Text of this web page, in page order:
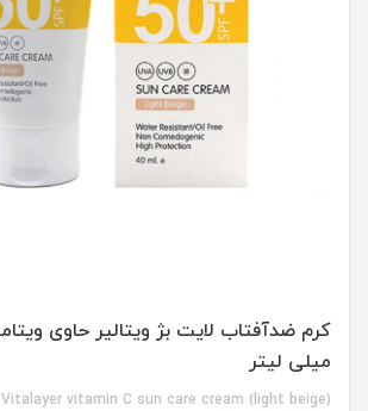
میلی لیتر
Vitalayer vitamin C sun care cream (light beige)